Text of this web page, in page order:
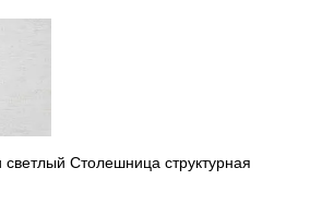
Столешница структурная